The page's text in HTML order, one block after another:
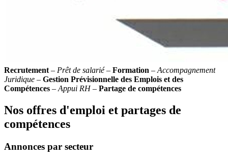
Recrutement – Prêt de salarié– Formation – Accompagnement
Juridique – Gestion Prévisionnelle des Emplois et des
Compétences – Appui RH– Partage de compétences
Nos offres d'emploi et partages de
compétences
Annonces par secteur